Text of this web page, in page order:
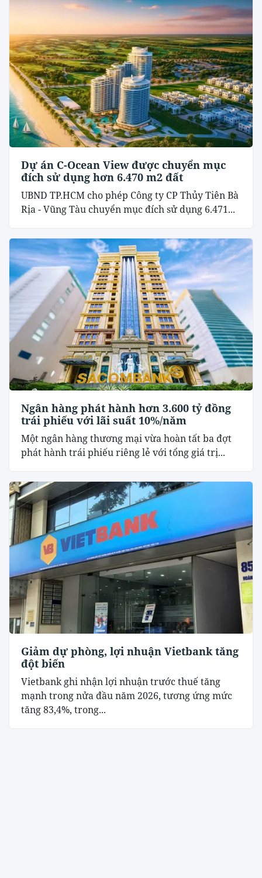
Dự án C-Ocean View được chuyển mục
đích sử dụng hơn 6.470 m2 đất
UBND TP.HCM cho phép Công ty CP Thủy Tiên Bà
Rịa - Vũng Tàu chuyển mục đích sử dụng 6.471...
Ngân hàng phát hành hơn 3.600 tỷ đồng
trái phiếu với lãi suất 10%/năm
Một ngân hàng thương mại vừa hoàn tất ba đợt
phát hành trái phiếu riêng lẻ với tổng giá trị...
Giảm dự phòng, lợi nhuận Vietbank tăng
đột biến
Vietbank ghi nhận lợi nhuận trước thuế tăng
mạnh trong nửa đầu năm 2026, tương ứng mức
tăng 83,4%, trong...